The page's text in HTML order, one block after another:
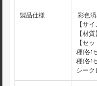
製品仕様
彩色
【サ
【材
【セ
種(各
種(各1
シーク